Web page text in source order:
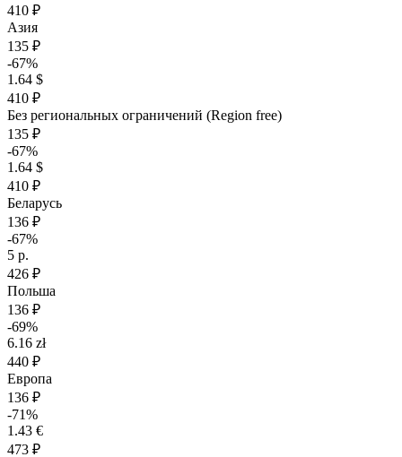
410 ₽
Азия
135 ₽
-67%
1.64 $
410 ₽
Без региональных ограничений (Region free)
135 ₽
-67%
1.64 $
410 ₽
Беларусь
136 ₽
-67%
5 р.
426 ₽
Польша
136 ₽
-69%
6.16 zł
440 ₽
Европа
136 ₽
-71%
1.43 €
473 ₽